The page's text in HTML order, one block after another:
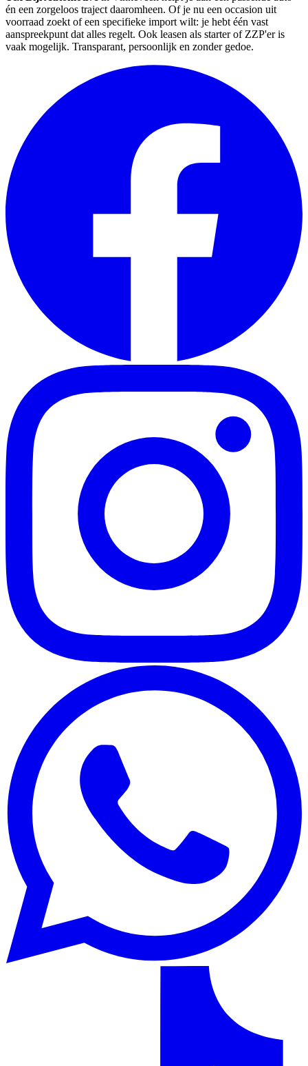
én een zorgeloos traject daaromheen. Of je nu een occasion uit
voorraad zoekt of een specifieke import wilt: je hebt één vast
aanspreekpunt dat alles regelt. Ook leasen als starter of ZZP'er is
vaak mogelijk. Transparant, persoonlijk en zonder gedoe.